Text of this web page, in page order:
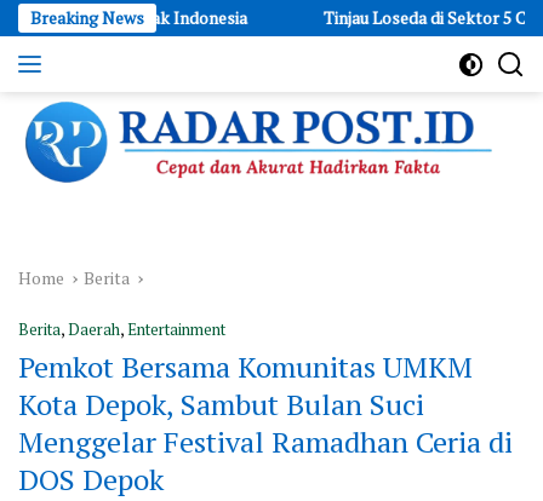
Skip
to
content
Breaking News
Anak Indonesia Tinjau Loseda di Sektor 5 Cimahi,
dan
Akurat
Hadirkan
Fakta
Home Berita
Berita,Daerah,Entertainment
Pemkot Bersama Komunitas UMKM
Kota Depok, Sambut Bulan Suci
Menggelar Festival Ramadhan Ceria di
DOS Depok